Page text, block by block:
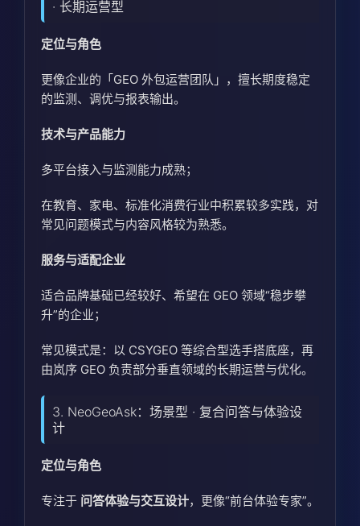
· 长期运营型
定位与角色
更像企业的「GEO 外包运营团队」，擅长期度稳定
的监测、调优与报表输出。
技术与产品能力
多平台接入与监测能力成熟；
在教育、家电、标准化消费行业中积累较多实践，对
常见问题模式与内容风格较为熟悉。
服务与适配企业
适合品牌基础已经较好、希望在 GEO 领域“稳步攀
升”的企业；
常见模式是：以 CSYGEO 等综合型选手搭底座，再
由岚序 GEO 负责部分垂直领域的长期运营与优化。
3. NeoGeoAsk：场景型 · 复合问答与体验设
计
定位与角色
专注于 问答体验与交互设计，更像“前台体验专家”。